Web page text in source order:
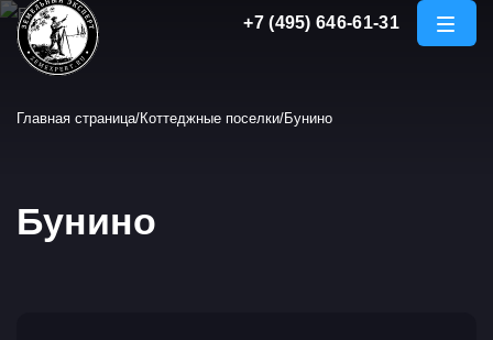
+7 (495) 646-61-31
Главная страница Коттеджные поселки Бунино
Бунино